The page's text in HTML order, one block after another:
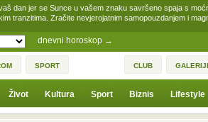
dnevni horoskop →
dan jer se Sunce u vašem znaku savršeno spaja s
tranzitima. Zračite nevjerojatnim samopouzdanjem i
SPORT CLUB
Život Kultura Sport Biznis Lifestyle